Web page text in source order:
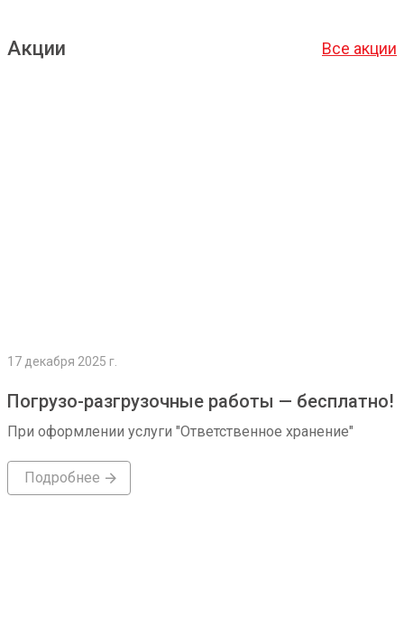
Акции Все акции
17 декабря 2025 г.
Погрузо-разгрузочные работы — бесплатно!
При оформлении услуги "Ответственное хранение"
Подробнее